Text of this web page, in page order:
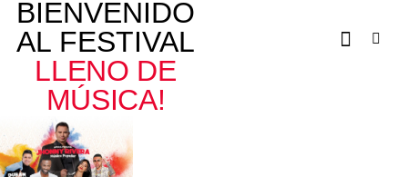
BIENVENIDO
AL FESTIVAL
LLENO DE
MÚSICA!